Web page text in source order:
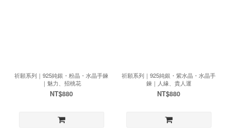
祈願系列｜925純銀・粉晶・水晶手鍊
｜魅力、招桃花
NT$880
祈願系列｜925純銀・紫水晶・水晶手
鍊｜人緣、貴人運
NT$880